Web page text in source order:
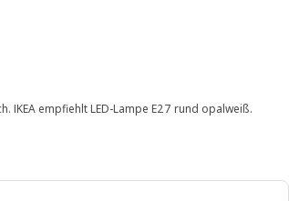
von 5 Sterne Alle Bewertungen: 75
IKEA empfiehlt LED-Lampe E27 rund opalweiß.